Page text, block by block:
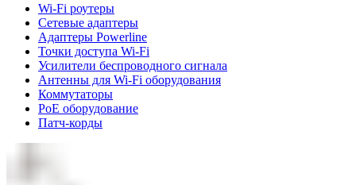
Wi-Fi роутеры
Сетевые адаптеры
Адаптеры Powerline
Точки доступа Wi-Fi
Усилители беспроводного сигнала
Антенны для Wi-Fi оборудования
Коммутаторы
PoE оборудование
Патч-корды